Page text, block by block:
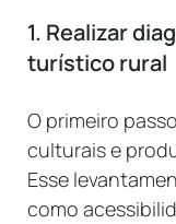
1. Realizar
turístico rural
O primeiro
culturais e
Esse
como